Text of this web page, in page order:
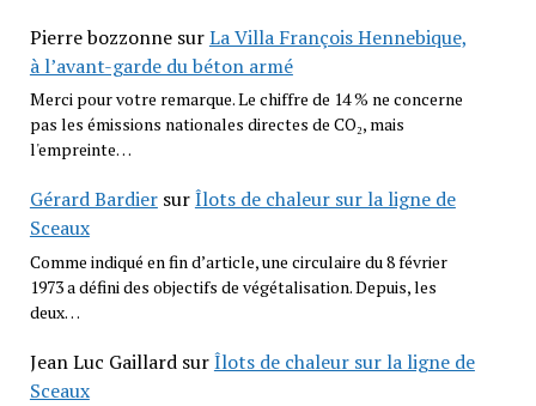
Pierre bozzonnesurLa Villa François Hennebique,
à l’avant-garde du béton armé
Merci pour votre remarque. Le chiffre de 14 % ne concerne
pas les émissions nationales directes de CO₂, mais
l'empreinte…
Gérard BardiersurÎlots de chaleur sur la ligne de
Sceaux
Comme indiqué en fin d’article, une circulaire du 8 février
1973 a défini des objectifs de végétalisation. Depuis, les
deux…
Jean Luc GaillardsurÎlots de chaleur sur la ligne de
Sceaux